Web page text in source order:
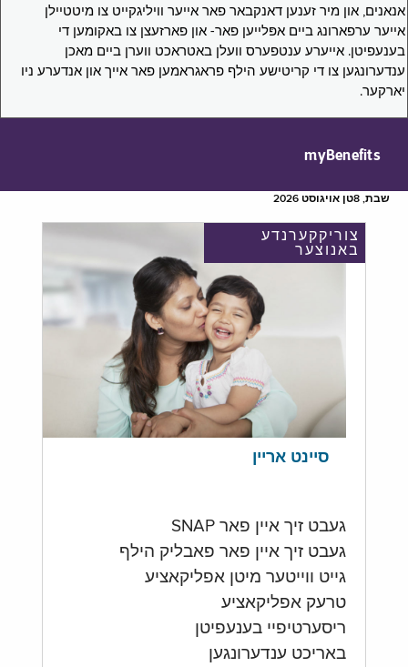
אנאנים, און מיר זענען דאנקבאר פאר אייער וויליגקייט צו מיטטיילן
אייער ערפארונג ביים אפּלייען פאר- און פארזעצן צו באקומען די
בענעפיטן. אייערע ענטפערס וועלן באטראכט ווערן ביים מאכן
ענדערונגען צו די קריטישע הילף פראגראמען פאר אייך און אנדערע ניו
יארקער.
myBenefits
שבת, 8טן אויגוסט 2026
צוריקקערנדע
באנוצער
סיינט אריין
געבט זיך איין פאר SNAP
געבט זיך איין פאר פאבליק הילף
גייט ווייטער מיטן אפליקאציע
טרעק אפליקאציע
ריסערטיפיי בענעפיטן
באריכט ענדערונגען